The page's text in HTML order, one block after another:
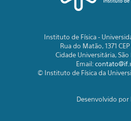
Instituto de Física -
Rua do Matão, 1371
Cidade Universitária, São
Email:
© Instituto de Física da
Desenvolvido por